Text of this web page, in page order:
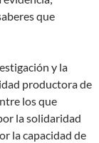
que
y la
productora de
los que
la solidaridad
la capacidad de